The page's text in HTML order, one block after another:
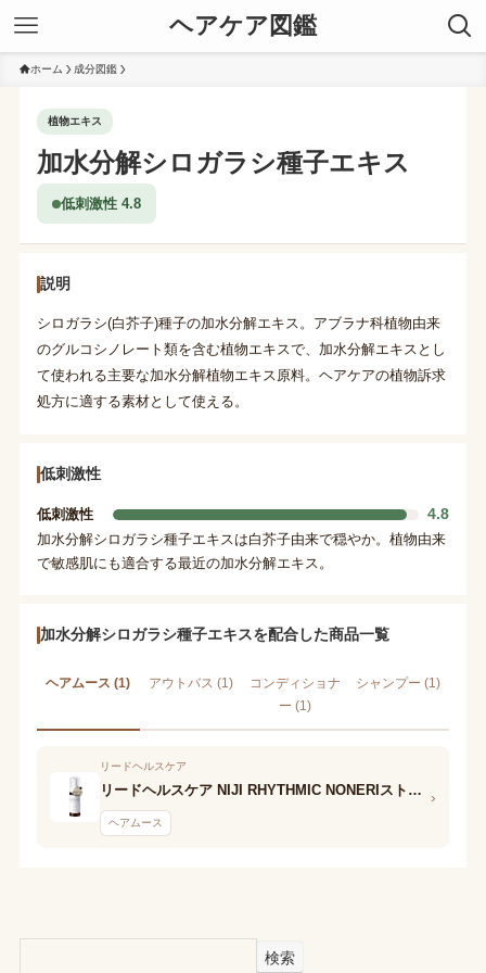
ヘアケア図鑑
ホーム 成分図鑑
植物エキス
加水分解シロガラシ種子エキス
低刺激性 4.8
説明
シロガラシ(白芥子)種子の加水分解エキス。アブラナ科植物由来
のグルコシノレート類を含む植物エキスで、加水分解エキスとし
て使われる主要な加水分解植物エキス原料。ヘアケアの植物訴求
処方に適する素材として使える。
低刺激性
低刺激性 4.8
加水分解シロガラシ種子エキスは白芥子由来で穏やか。植物由来
で敏感肌にも適合する最近の加水分解エキス。
加水分解シロガラシ種子エキスを配合した商品一覧
ヘアムース (1) アウトバス (1)
コンディショナ
ー (1)
シャンプー (1)
リードヘルスケア
リードヘルスケア NIJI RHYTHMIC NONERIストレート スタイリングフォーム
ヘアムース
›
検索